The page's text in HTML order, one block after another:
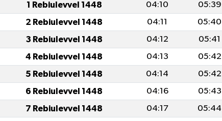
1 Rebiulevvel 1448 04:10 05:39
2 Rebiulevvel 1448 04:11 05:40
3 Rebiulevvel 1448 04:12 05:41
4 Rebiulevvel 1448 04:13 05:42
5 Rebiulevvel 1448 04:14 05:42
6 Rebiulevvel 1448 04:16 05:43
7 Rebiulevvel 1448 04:17 05:44